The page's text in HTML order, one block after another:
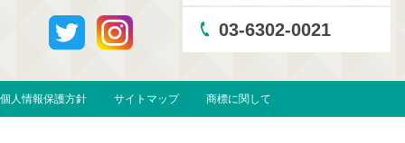
03-6302-0021
個人情報保護方針 サイトマップ 商標に関して